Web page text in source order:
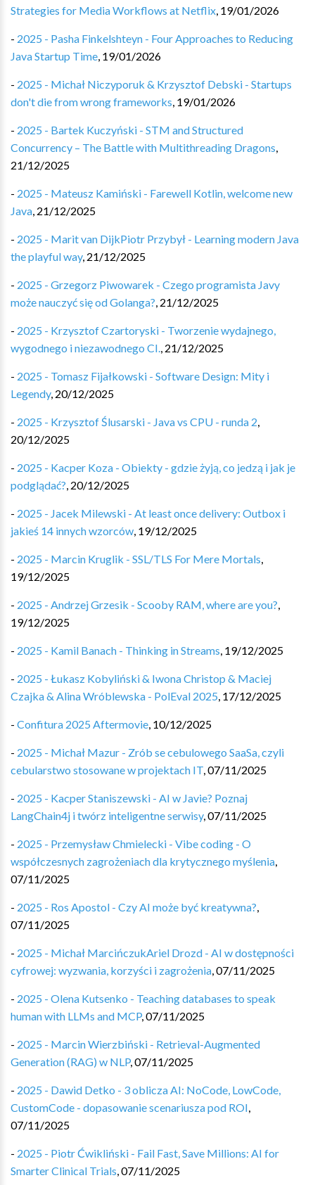
Strategies for Media Workflows at Netflix, 19/01/2026
- 2025 - Pasha Finkelshteyn - Four Approaches to Reducing
Java Startup Time, 19/01/2026
- 2025 - Michał Niczyporuk & Krzysztof Debski - Startups
don't die from wrong frameworks, 19/01/2026
- 2025 - Bartek Kuczyński - STM and Structured
Concurrency – The Battle with Multithreading Dragons,
21/12/2025
- 2025 - Mateusz Kamiński - Farewell Kotlin, welcome new
Java, 21/12/2025
- 2025 - Marit van DijkPiotr Przybył - Learning modern Java
the playful way, 21/12/2025
- 2025 - Grzegorz Piwowarek - Czego programista Javy
może nauczyć się od Golanga?, 21/12/2025
- 2025 - Krzysztof Czartoryski - Tworzenie wydajnego,
wygodnego i niezawodnego CI., 21/12/2025
- 2025 - Tomasz Fijałkowski - Software Design: Mity i
Legendy, 20/12/2025
- 2025 - Krzysztof Ślusarski - Java vs CPU - runda 2,
20/12/2025
- 2025 - Kacper Koza - Obiekty - gdzie żyją, co jedzą i jak je
podglądać?, 20/12/2025
- 2025 - Jacek Milewski - At least once delivery: Outbox i
jakieś 14 innych wzorców, 19/12/2025
- 2025 - Marcin Kruglik - SSL/TLS For Mere Mortals,
19/12/2025
- 2025 - Andrzej Grzesik - Scooby RAM, where are you?,
19/12/2025
- 2025 - Kamil Banach - Thinking in Streams, 19/12/2025
- 2025 - Łukasz Kobyliński & Iwona Christop & Maciej
Czajka & Alina Wróblewska - PolEval 2025, 17/12/2025
- Confitura 2025 Aftermovie, 10/12/2025
- 2025 - Michał Mazur - Zrób se cebulowego SaaSa, czyli
cebularstwo stosowane w projektach IT,07/11/2025
- 2025 - Kacper Staniszewski - AI w Javie? Poznaj
LangChain4j i twórz inteligentne serwisy,07/11/2025
- 2025 - Przemysław Chmielecki - Vibe coding - O
współczesnych zagrożeniach dla krytycznego myślenia,
07/11/2025
- 2025 - Ros Apostol - Czy AI może być kreatywna?,
07/11/2025
- 2025 - Michał MarcińczukAriel Drozd - AI w dostępności
cyfrowej: wyzwania, korzyści i zagrożenia,07/11/2025
- 2025 - Olena Kutsenko - Teaching databases to speak
human with LLMs and MCP,07/11/2025
- 2025 - Marcin Wierzbiński - Retrieval-Augmented
Generation (RAG) w NLP,07/11/2025
- 2025 - Dawid Detko - 3 oblicza AI: NoCode, LowCode,
CustomCode - dopasowanie scenariusza pod ROI,
07/11/2025
- 2025 - Piotr Ćwikliński - Fail Fast, Save Millions: AI for
Smarter Clinical Trials,07/11/2025